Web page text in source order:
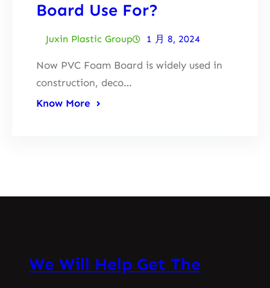
Board Use For?
Juxin Plastic Group 1 月 8, 2024
Now PVC Foam Board is widely used in
construction, deco…
Know More
We Will Help Get The